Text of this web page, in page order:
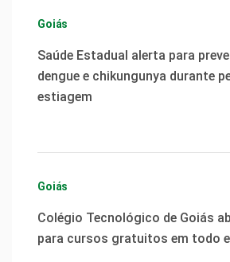
Goiás
Saúde Estadual alerta para
dengue e chikungunya durante
estiagem
Goiás
Colégio Tecnológico de Goiás
para cursos gratuitos em todo